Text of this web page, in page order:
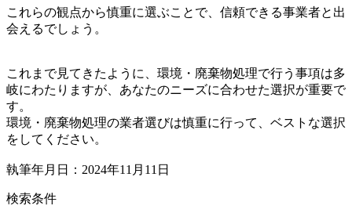
これらの観点から慎重に選ぶことで、信頼できる事業者と出
会えるでしょう。
これまで見てきたように、環境・廃棄物処理で行う事項は多
岐にわたりますが、あなたのニーズに合わせた選択が重要で
す。
環境・廃棄物処理の業者選びは慎重に行って、ベストな選択
をしてください。
執筆年月日：2024年11月11日
検索条件